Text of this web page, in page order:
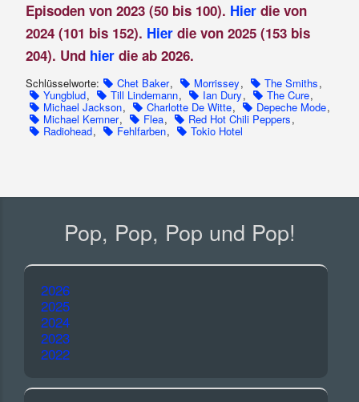
Episoden von 2023 (50 bis 100). Hier die von
2024 (101 bis 152). Hier die von 2025 (153 bis
204). Und hier die ab 2026.
Schlüsselworte: Chet Baker, Morrissey, The Smiths,
Yungblud, Till Lindemann, Ian Dury, The Cure,
Michael Jackson, Charlotte De Witte, Depeche Mode,
Michael Kemner, Flea, Red Hot Chili Peppers,
Radiohead, Fehlfarben, Tokio Hotel
Pop, Pop, Pop und Pop!
2026
2025
2024
2023
2022